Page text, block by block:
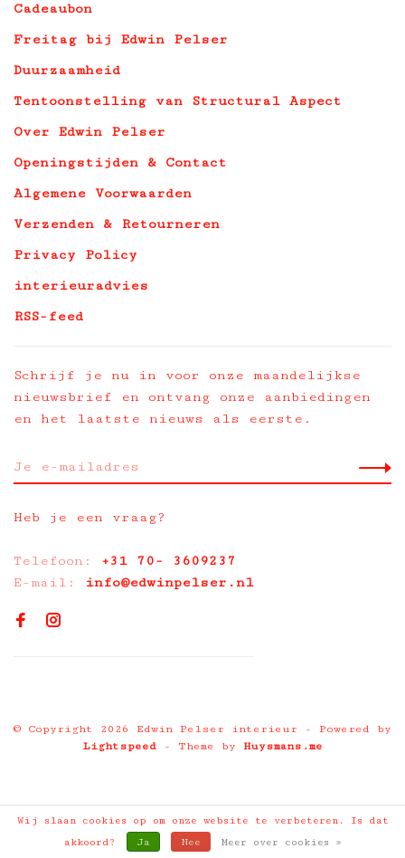
Cadeaubon
Freitag bij Edwin Pelser
Duurzaamheid
Tentoonstelling van Structural Aspect
Over Edwin Pelser
Openingstijden & Contact
Algemene Voorwaarden
Verzenden & Retourneren
Privacy Policy
interieuradvies
RSS-feed
Schrijf je nu in voor onze maandelijkse
nieuwsbrief en ontvang onze aanbiedingen
en het laatste nieuws als eerste.
Heb je een vraag?
Telefoon: +31 70- 3609237
E-mail:
info@edwinpelser.nl
© Copyright 2026 Edwin Pelser interieur
- Powered by
Lightspeed- Theme by Huysmans.me
Wij slaan cookies op om onze website te verbeteren. Is dat
akkoord?
Ja Nee Meer over cookies »